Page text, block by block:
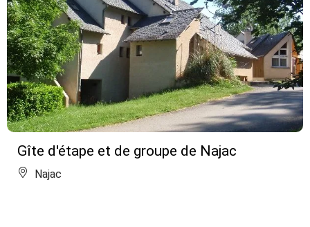
Gîte d'étape et de groupe de Najac
Najac